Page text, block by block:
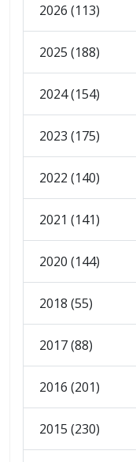
2026 (113)
2025 (188)
2024 (154)
2023 (175)
2022 (140)
2021 (141)
2020 (144)
2018 (55)
2017 (88)
2016 (201)
2015 (230)